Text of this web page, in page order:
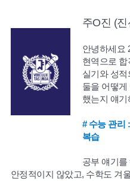
주O진 (
안녕하세요
현역으로
실기와 성적
둘을 어떻
했는지 얘
# 수능 관리
복습
공부 얘기를
안정적이지 않았고, 수학도 겨